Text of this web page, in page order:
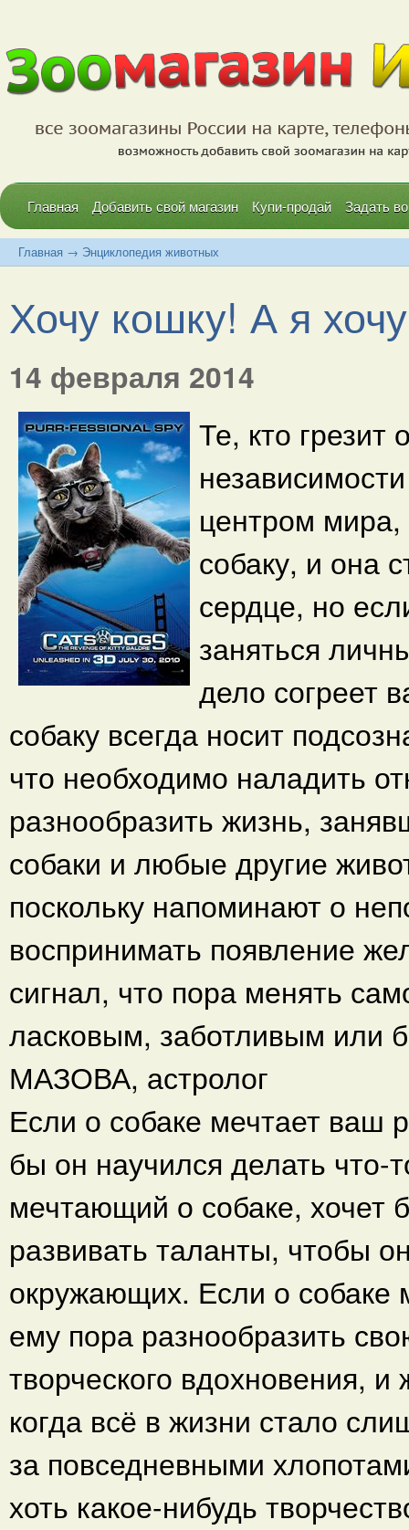
Главная Добавить свой магазин Купи-продай Задать
Главная → Энциклопедия животных
Хочу кошку! А я
14 февраля 2014
Те, кто грезит
центром
собаку, и она
сердце, но
заняться
дело согреет
собаку всегда носит
что необходимо наладить
разнообразить жизнь,
собаки и любые другие
поскольку напоминают о
воспринимать появление
сигнал, что пора менять
ласковым, заботливым или
МАЗОВА, астролог
Если о собаке мечтает ваш
бы он научился делать что-
мечтающий о собаке, хочет
развивать таланты, чтобы
окружающих. Если о собаке
ему пора разнообразить
творческого вдохновения,
когда всё в жизни стало
за повседневными
хоть какое-нибудь